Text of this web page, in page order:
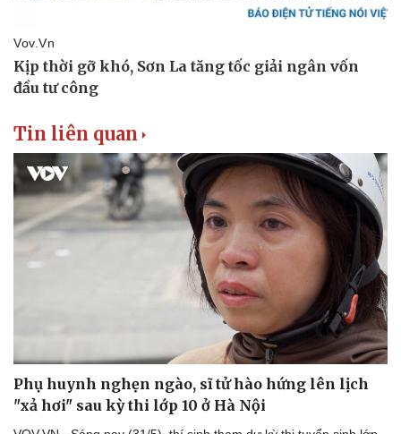
Tin liên quan
Phụ huynh nghẹn ngào, sĩ tử hào hứng lên lịch
"xả hơi" sau kỳ thi lớp 10 ở Hà Nội